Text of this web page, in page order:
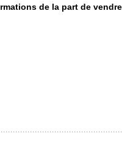
de la part de